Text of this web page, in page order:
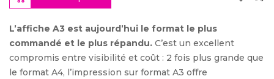
L’affiche A3 est aujourd’hui le format le plus
commandé et le plus répandu. C’est un excellent
compromis entre visibilité et coût : 2 fois plus grande que
le format A4, l’impression sur format A3 offre